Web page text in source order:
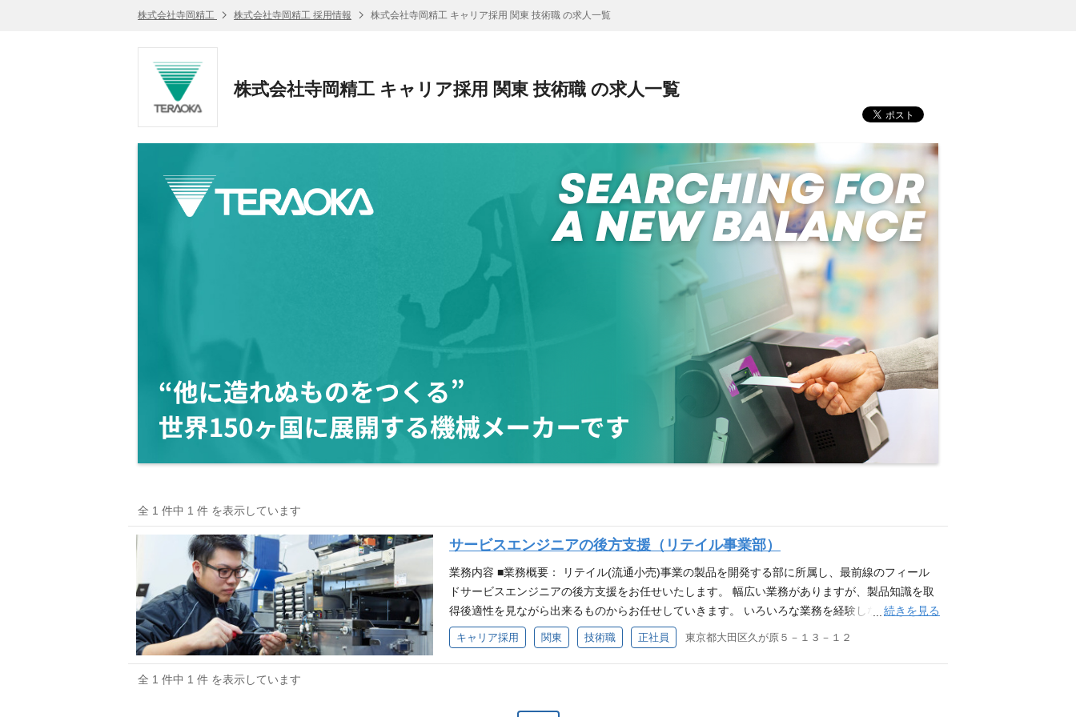
株式会社寺岡精工 株式会社寺岡精工 採用情報 株式会社寺岡精工 キャリア採用 関東 技術職 の求人一覧
株式会社寺岡精工 キャリア採用 関東 技術職 の求人一覧
全 1 件中 1 件 を表示しています
サービスエンジニアの後方支援（リテイル事業部）
業務内容 ■業務概要： リテイル(流通小売)事業の製品を開発する部に所属し、最前線のフィール
ドサービスエンジニアの後方支援をお任せいたします。 幅広い業務がありますが、製品知識を取
得後適性を見ながら出来るものからお任せしていきます。 いろいろな業務を経験しながら自身の
得意分野を伸ばしてやりがいのある業務を見つけて頂ける仕事です。また、市場対応を行う部署
のため、賑やかで活気に溢れた職場です。 ■業務詳細： 日本全国の販売拠点にいるサービスマ
ン・営業マンに、POSレジの修理技術や操作方法、仕様説明などを行い、メンテナンスや拡販の
続きを見る
キャリア採用 関東 技術職 正社員 東京都大田区久が原５－１３－１２
全 1 件中 1 件 を表示しています